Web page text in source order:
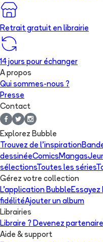
Retrait gratuit en librairie
14 jours pour échanger
A propos
Qui sommes-nous ?
Presse
Contact
Explorez Bubble
Trouvez de l'inspiration
dessinéeComicsMangas
sélectionsToutes les séries
Gérez votre collection
L'application BubbleEssayez
fidélitéAjouter un album
Librairies
Libraire ? Devenez partenaire
Aide & support